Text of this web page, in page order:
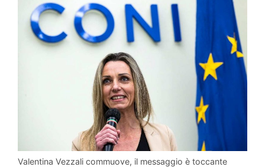
Valentina Vezzali commuove, il messaggio è toccante